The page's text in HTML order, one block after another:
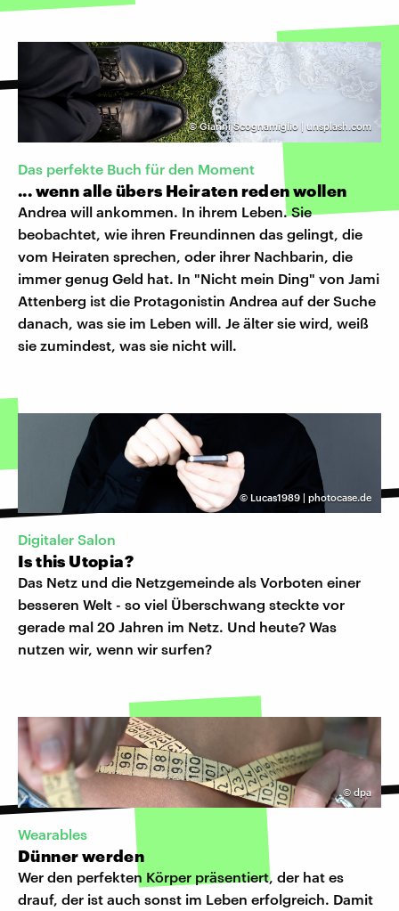
©Gianni Scognamiglio | unsplash.com
Das perfekte Buch für den Moment
... wenn alle übers Heiraten reden wollen
Andrea will ankommen. In ihrem Leben. Sie
beobachtet, wie ihren Freundinnen das gelingt, die
vom Heiraten sprechen, oder ihrer Nachbarin, die
immer genug Geld hat. In "Nicht mein Ding" von Jami
Attenberg ist die Protagonistin Andrea auf der Suche
danach, was sie im Leben will. Je älter sie wird, weiß
sie zumindest, was sie nicht will.
© Lucas1989 | photocase.de
Digitaler Salon
Is this Utopia?
Das Netz und die Netzgemeinde als Vorboten einer
besseren Welt - so viel Überschwang steckte vor
gerade mal 20 Jahren im Netz. Und heute? Was
nutzen wir, wenn wir surfen?
© dpa
Wearables
Dünner werden
Wer den perfekten Körper präsentiert, der hat es
drauf, der ist auch sonst im Leben erfolgreich. Damit